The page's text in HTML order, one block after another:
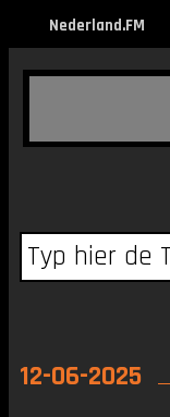
Nederland.FM
12-06-2025